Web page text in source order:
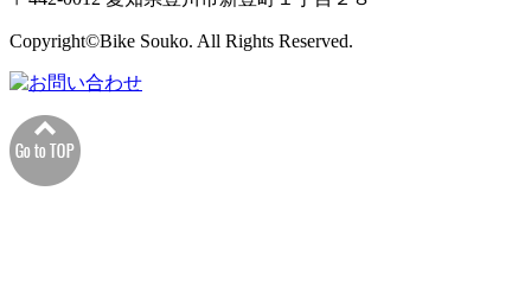
Copyright©Bike Souko. All Rights Reserved.